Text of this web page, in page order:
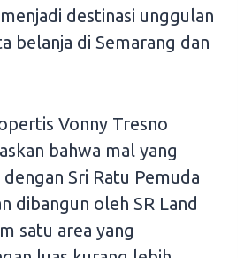
destinasi unggulan
belanja di Semarang dan
Vonny Tresno
bahwa mal yang
Sri Ratu Pemuda
dibangun oleh SR Land
satu area yang